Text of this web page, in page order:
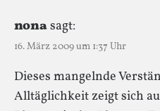
nonasagt:
16. März 2009 um 1:37 Uhr
Dieses mangelnde
Alltäglichkeit zeigt sich